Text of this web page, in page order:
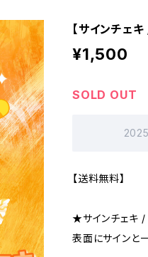
【サインチェ
¥1,500
SOLD OUT
【送料無料】
★サインチェキ
表面にサインと